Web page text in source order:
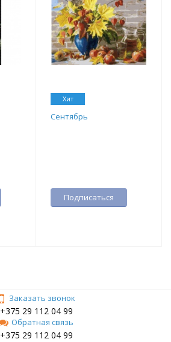
Хит
Сентябрь
Подписаться
Заказать звонок
+375 29 112 04 99
Обратная связь
+375 29 112 04 99